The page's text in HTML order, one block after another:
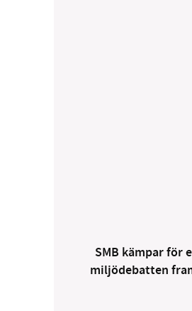
SMB kämpar för
miljödebatten